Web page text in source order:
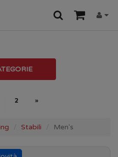
2 »
Stabili Men's